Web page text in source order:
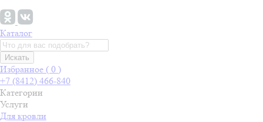
Каталог
Искать
Избранное ( 0 )
+7 (8412) 466-840
Категории
Услуги
Для кровли